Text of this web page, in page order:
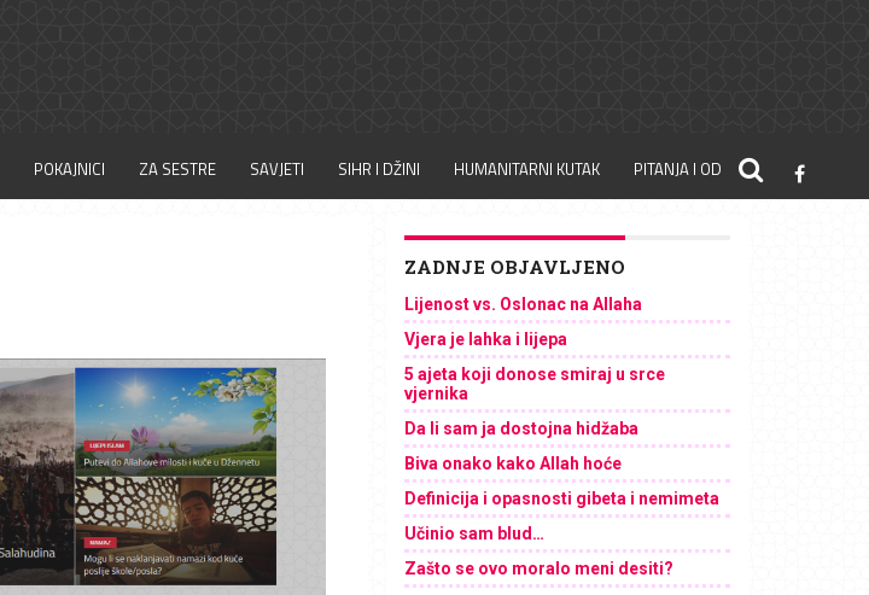
POKAJNICI ZA SESTRE SAVJETI SIHR I DŽINI HUMANITARNI KUTAK PITANJA I ODGOVORI
ZADNJE OBJAVLJENO
Lijenost vs. Oslonac na Allaha
Vjera je lahka i lijepa
5 ajeta koji donose smiraj u srce
vjernika
Da li sam ja dostojna hidžaba
Biva onako kako Allah hoće
Definicija i opasnosti gibeta i nemimeta
Učinio sam blud…
Zašto se ovo moralo meni desiti?